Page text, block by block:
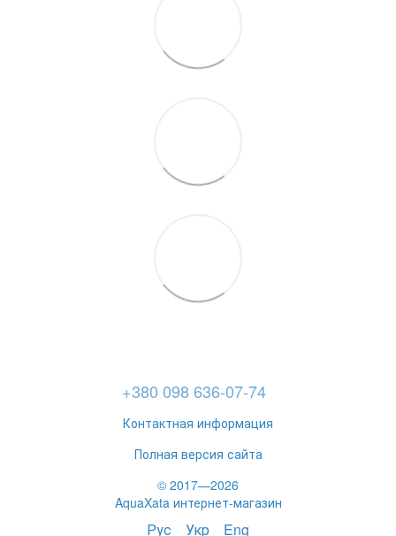
+380 098 636-07-74
Контактная информация
Полная версия сайта
© 2017—2026
AquaXata интернет-магазин
Рус Укр Eng